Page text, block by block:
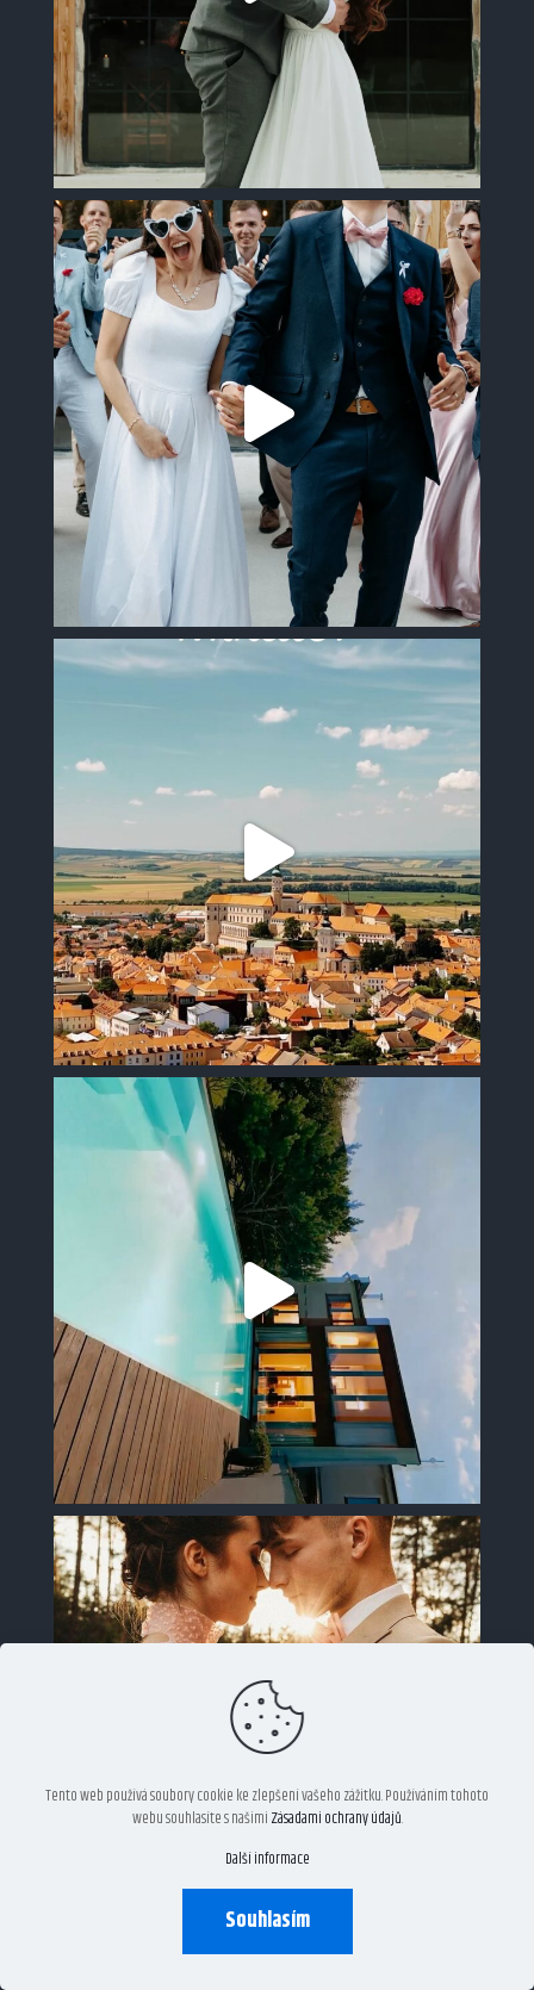
Tento web používá soubory cookie ke zlepšení vašeho zážitku. Používáním tohoto
webu souhlasíte s našimi Zásadami ochrany údajů.
Další informace
Souhlasím